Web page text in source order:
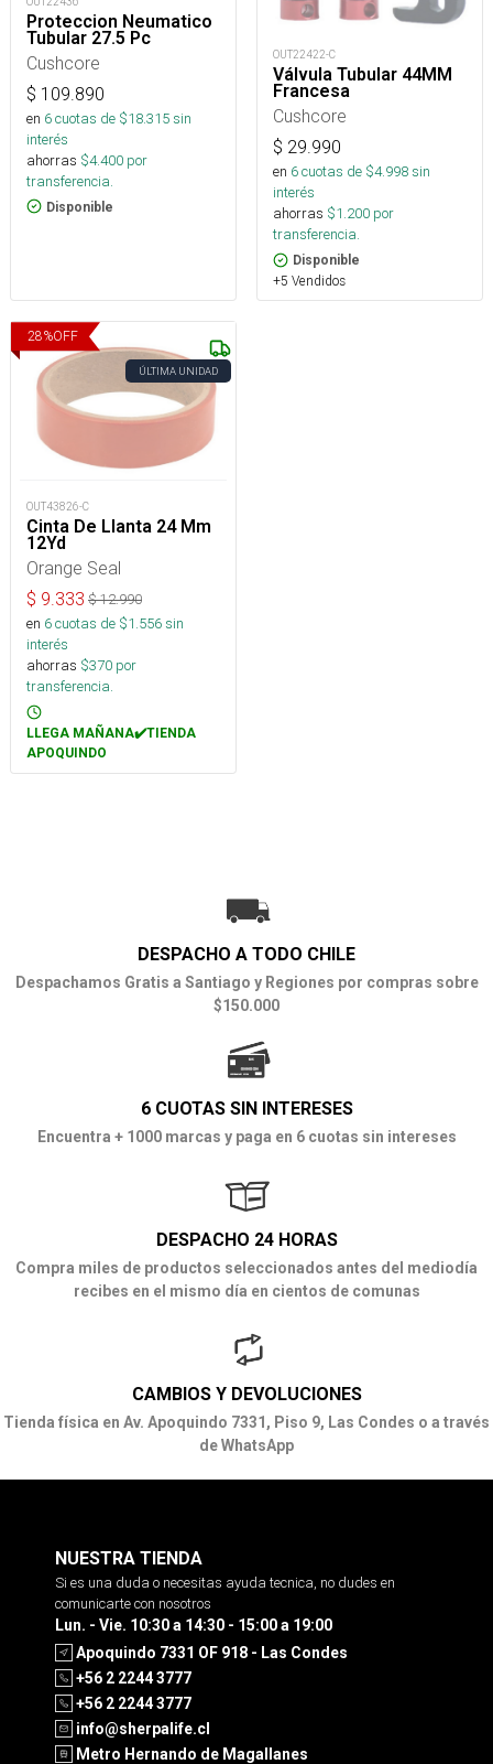
Proteccion Neumatico
Tubular 27.5 Pc
Cushcore
$ 109.890
en 6cuotas de $18.315sin
interés
ahorras $4.400 por
transferencia.
Disponible
OUT22422-C
Válvula Tubular 44MM
Francesa
Cushcore
$ 29.990
en 6cuotas de $4.998sin
interés
ahorras $1.200 por
transferencia.
Disponible
+5 Vendidos
28%OFF
ÚLTIMA UNIDAD
OUT43826-C
Cinta De Llanta 24 Mm
12Yd
Orange Seal
$ 9.333 $12.990
en 6cuotas de $1.556sin
interés
ahorras $370 por
transferencia.
LLEGA MAÑANA✔️TIENDA
APOQUINDO
DESPACHO A TODO CHILE
Despachamos Gratis a Santiago y Regiones por compras sobre
$150.000
6 CUOTAS SIN INTERESES
Encuentra + 1000 marcas y paga en 6 cuotas sin intereses
DESPACHO 24 HORAS
Compra miles de productos seleccionados antes del mediodía
recibes en el mismo día en cientos de comunas
CAMBIOS Y DEVOLUCIONES
Tienda física en Av. Apoquindo 7331, Piso 9, Las Condes o a través
de WhatsApp
NUESTRA TIENDA
Si es una duda o necesitas ayuda tecnica, no dudes en
comunicarte con nosotros
Lun. - Vie. 10:30 a 14:30 - 15:00 a 19:00
Apoquindo 7331 OF 918 - Las Condes
+56 2 2244 3777
+56 2 2244 3777
info@sherpalife.cl
Metro Hernando de Magallanes